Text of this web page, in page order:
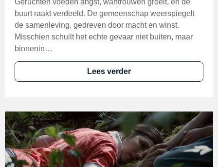
Geruchten voeden angst, wantrouwen groeit, en de
buurt raakt verdeeld. De gemeenschap weerspiegelt
de samenleving, gedreven door macht en winst.
Misschien schuilt het echte gevaar niet buiten, maar
binnenin…
Lees verder